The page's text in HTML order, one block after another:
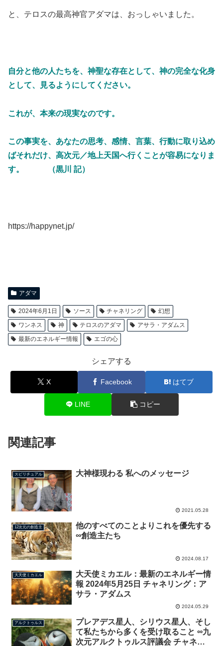
と、テロスの最高神官アダマは、おっしゃいました。
自分と他の人たちを、神聖な存在として、神の完全な化身
として、見るようにしてください。
これが、本来の現実なのです。
この事実を、あなたの思考、感情、言葉、行動に取り込め
ばそれだけ、高次元／地上天国へ行くことが容易になりま
す。 （黒川 記）
https://happynet.jp/
アダマ
2024年6月1日 ソース チャネリング
幻想
ワンネス
神 テロスのアダマ
アサラ・アダムス
最新のエネルギー情報
エゴの心
シェアする
X Facebook はてブ
LINE コピー
関連記事
スピリチュアル 大神様現わる 私へのメッセージ
2021.05.28
12次元の創造主
他のすべてのことよりこれを優先する
∞創造主たち
2024.08.17
大天使ミカエル
大天使ミカエル：最新のエネルギー情
報 2024年5月25日 チャネリング：ア
サラ・アダムス
2024.05.29
アルクトゥルス
プレアデス星人、シリウス星人、そし
て私たちから多くを受け取ること ∞九
次元アルクトゥルス評議会 チャネリ